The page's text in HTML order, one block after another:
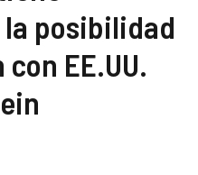
posibilidad
EE.UU.